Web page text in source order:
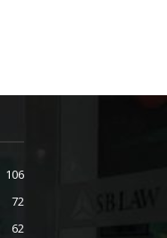
106
72
62